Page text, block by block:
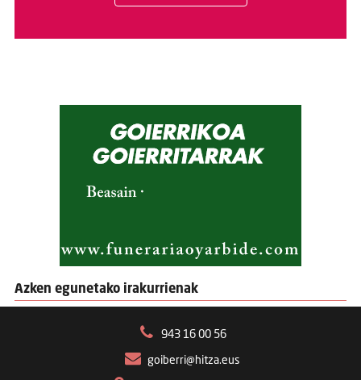
Azken egunetako irakurrienak
943 16 00 56
goiberri@hitza.eus